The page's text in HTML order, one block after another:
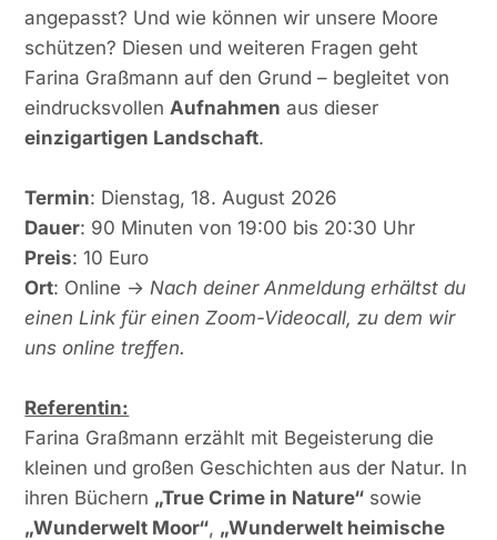
angepasst? Und wie können wir unsere Moore
schützen? Diesen und weiteren Fragen geht
Farina Graßmann auf den Grund – begleitet von
eindrucksvollen Aufnahmen aus dieser
einzigartigen Landschaft.
Termin: Dienstag, 18. August 2026
Dauer: 90 Minuten von 19:00 bis 20:30 Uhr
Preis: 10 Euro
Ort: Online -> Nach deiner Anmeldung erhältst du
einen Link für einen Zoom-Videocall, zu dem wir
uns online treffen.
Referentin:
Farina Graßmann erzählt mit Begeisterung die
kleinen und großen Geschichten aus der Natur. In
ihren Büchern „True Crime in Nature“ sowie
„Wunderwelt Moor“, „Wunderwelt heimische